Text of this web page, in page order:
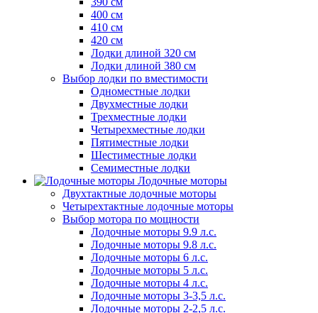
400 см
410 см
420 см
Лодки длиной 320 см
Лодки длиной 380 см
Выбор лодки по вместимости
Одноместные лодки
Двухместные лодки
Трехместные лодки
Четырехместные лодки
Пятиместные лодки
Шестиместные лодки
Семиместные лодки
Лодочные моторы
Двухтактные лодочные моторы
Четырехтактные лодочные моторы
Выбор мотора по мощности
Лодочные моторы 9.9 л.с.
Лодочные моторы 9.8 л.с.
Лодочные моторы 6 л.с.
Лодочные моторы 5 л.с.
Лодочные моторы 4 л.с.
Лодочные моторы 3-3,5 л.с.
Лодочные моторы 2-2,5 л.с.